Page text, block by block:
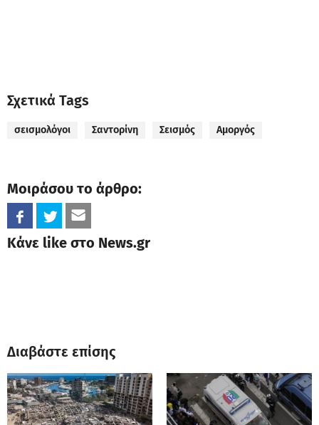
Σχετικά Tags
σεισμολόγοι Σαντορίνη Σεισμός Αμοργός
Μοιράσου το άρθρο:
Κάνε like στο News.gr
Διαβάστε επίσης